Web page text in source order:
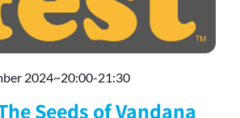
2024~20:00-21:30
Seeds of Vandana